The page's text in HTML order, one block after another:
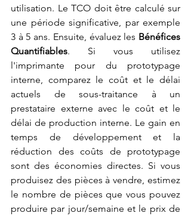
utilisation. Le TCO doit être calculé sur
une période significative, par exemple
3 à 5 ans. Ensuite, évaluez les Bénéfices
Quantifiables. Si vous utilisez
l'imprimante pour du prototypage
interne, comparez le coût et le délai
actuels de sous-traitance à un
prestataire externe avec le coût et le
délai de production interne. Le gain en
temps de développement et la
réduction des coûts de prototypage
sont des économies directes. Si vous
produisez des pièces à vendre, estimez
le nombre de pièces que vous pouvez
produire par jour/semaine et le prix de